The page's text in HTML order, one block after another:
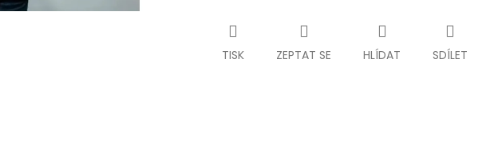
TISK ZEPTAT SE HLÍDAT SDÍLET